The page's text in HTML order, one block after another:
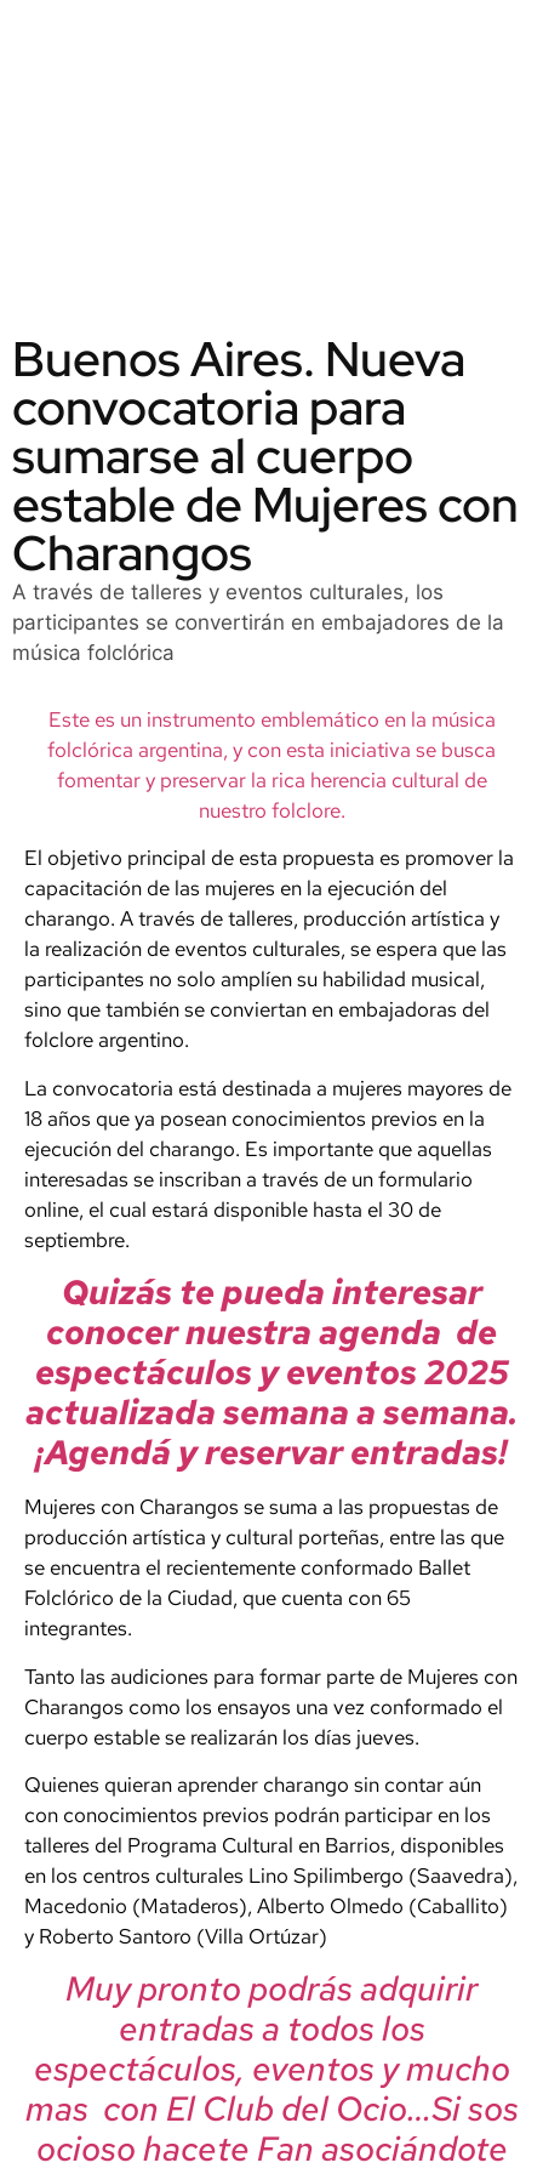
Buenos Aires. Nueva
convocatoria para
sumarse al cuerpo
estable de Mujeres con
Charangos
A través de talleres y eventos culturales, los
participantes se convertirán en embajadores de la
música folclórica
Este es un instrumento emblemático en la música
folclórica argentina, y con esta iniciativa se busca
fomentar y preservar la rica herencia cultural de
nuestro folclore.
El objetivo principal de esta propuesta es promover la
capacitación de las mujeres en la ejecución del
charango. A través de talleres, producción artística y
la realización de eventos culturales, se espera que las
participantes no solo amplíen su habilidad musical,
sino que también se conviertan en embajadoras del
folclore argentino.
La convocatoria está destinada a mujeres mayores de
18 años que ya posean conocimientos previos en la
ejecución del charango. Es importante que aquellas
interesadas se inscriban a través de un formulario
online, el cual estará disponible hasta el 30 de
septiembre.
Quizás te pueda interesar
conocer nuestra agenda de
espectáculos y eventos 2025
actualizada semana a semana.
¡Agendá y reservar entradas!
Mujeres con Charangos se suma a las propuestas de
producción artística y cultural porteñas, entre las que
se encuentra el recientemente conformado Ballet
Folclórico de la Ciudad, que cuenta con 65
integrantes.
Tanto las audiciones para formar parte de Mujeres con
Charangos como los ensayos una vez conformado el
cuerpo estable se realizarán los días jueves.
Quienes quieran aprender charango sin contar aún
con conocimientos previos podrán participar en los
talleres del Programa Cultural en Barrios, disponibles
en los centros culturales Lino Spilimbergo (Saavedra),
Macedonio (Mataderos), Alberto Olmedo (Caballito)
y Roberto Santoro (Villa Ortúzar)
Muy pronto podrás adquirir
entradas a todos los
espectáculos, eventos y mucho
mas con El Club del Ocio…Si sos
ocioso hacete Fan asociándote